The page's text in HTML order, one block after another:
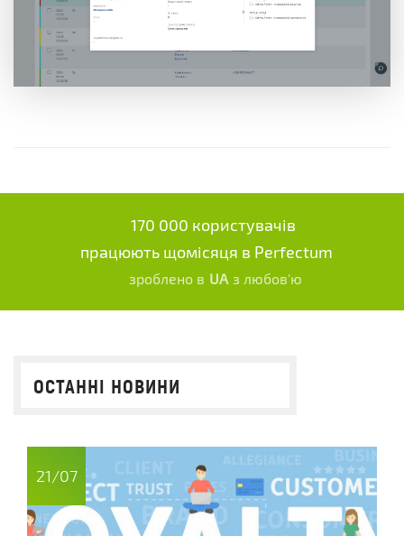
170 000 користувачів
працюють щомісяця в Perfectum
зроблено в UA з любов'ю
ОСТАННІ НОВИНИ
21/07